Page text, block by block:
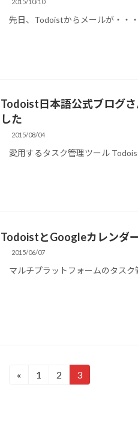
2015/10/10
先日、Todoistからメールが・・・
Todoist日本語公式ブログ
した
2015/08/04
愛用するタスク管理ツール
TodoistとGoogleカレンダ
2015/06/07
マルチプラットフォームのタスク
«
固
1
固
2
固
3